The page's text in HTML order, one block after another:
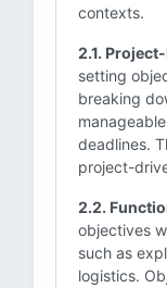
contexts.
2.1.
setting
breaking
deadlines.
project-
2.2.
objectives
such as
logistics.